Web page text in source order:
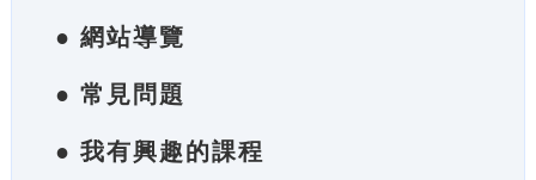
● 網站導覽
● 常見問題
● 我有興趣的課程